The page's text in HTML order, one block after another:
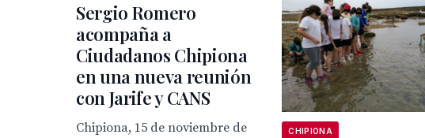
Sergio Romero
acompaña a
Ciudadanos Chipiona
en una nueva reunión
con Jarife y CANS
Chipiona, 15 de noviembre de
CHIPIONA